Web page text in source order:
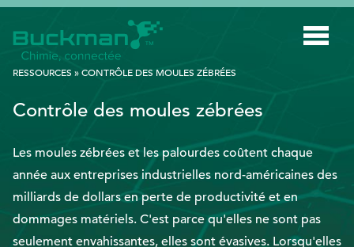
INDUSTRIES
TECHNOLOGIE INTELLIGENTE
INNOVATION
APPLICATIONS
Rechercher
:
RESSOURCES »CONTRÔLE DES MOULES ZÉBRÉES
Contrôle des moules zébrées
Les moules zébrées et les palourdes coûtent chaque
année aux entreprises industrielles nord-américaines des
milliards de dollars en perte de productivité et en
dommages matériels. C'est parce qu'elles ne sont pas
seulement envahissantes, elles sont évasives. Lorsqu'elles